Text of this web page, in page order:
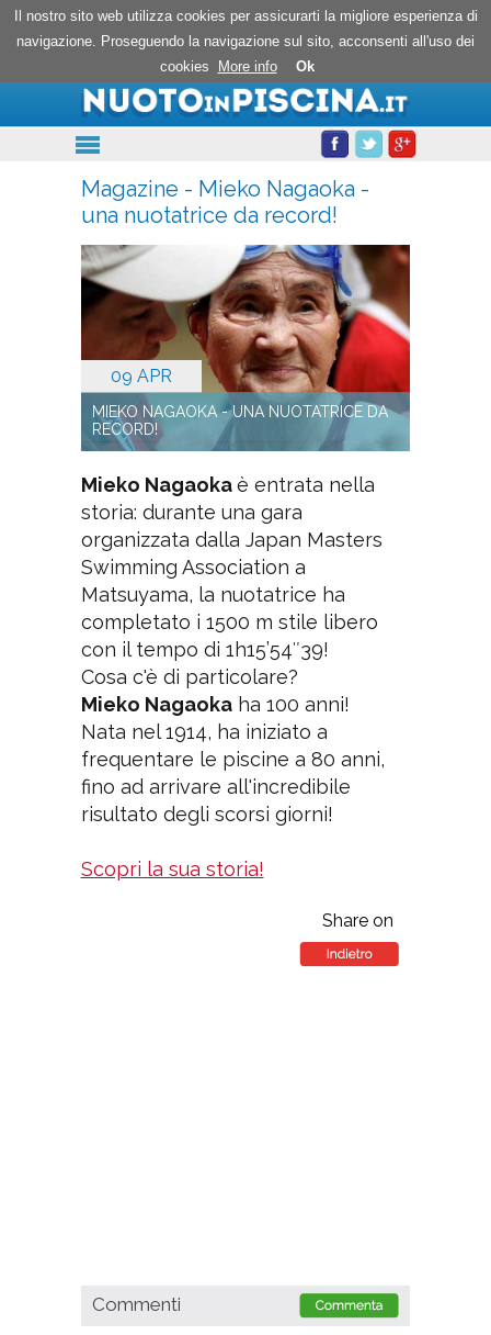
Nuoto in piscina
Magazine - Mieko Nagaoka -
una nuotatrice da record!
09 APR
MIEKO NAGAOKA - UNA NUOTATRICE DA
RECORD!
Mieko Nagaokaè entrata nella
storia: durante una gara
organizzata dalla Japan Masters
Swimming Association a
Matsuyama, la nuotatrice ha
completato i 1500 m stile libero
con il tempo di 1h15’54″39!
Cosa c'è di particolare?
Mieko Nagaokaha 100 anni!
Nata nel 1914, ha iniziato a
frequentare le piscine a 80 anni,
fino ad arrivare all'incredibile
risultato degli scorsi giorni!
Scopri la sua storia!
Share on
Commenti
Il nostro sito web utilizza cookies per assicurarti la migliore esperienza di
navigazione. Proseguendo la navigazione sul sito, acconsenti all'uso dei
cookies
More info Ok